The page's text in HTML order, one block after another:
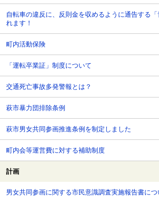
自転車の違反に、反則金を収めるように通告する
れます！
町内活動保険
「運転卒業証」制度について
交通死亡事故多発警報とは？
萩市暴力団排除条例
萩市男女共同参画推進条例を制定しました
町内会等運営費に対する補助制度
計画
男女共同参画に関する市民意識調査実施報告書につ